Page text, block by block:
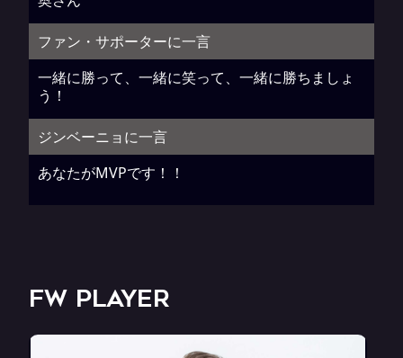
ファン・サポーターに一言
一緒に勝って、一緒に笑って、一緒に勝ちましょ
う！
ジンベーニョに一言
あなたがMVPです！！
FW PLAYER